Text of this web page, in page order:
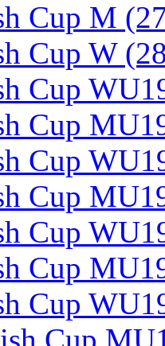
Cup M
Cup W
Cup
Cup
Cup
Cup
Cup
Cup
Cup
Cup